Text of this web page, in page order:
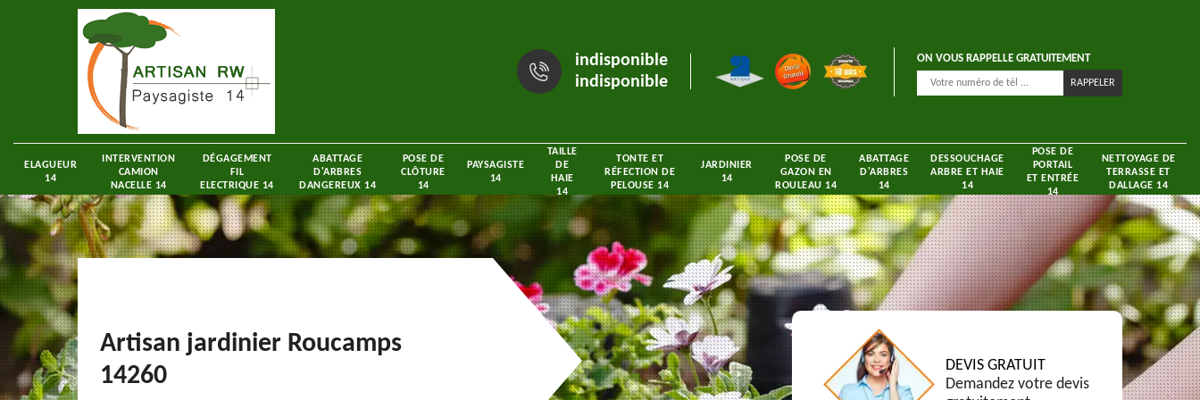
indisponible
indisponible
ON VOUS RAPPELLE GRATUITEMENT
ELAGUEUR
14
INTERVENTION
CAMION
NACELLE 14
DÉGAGEMENT
FIL
ELECTRIQUE 14
ABATTAGE
D'ARBRES
DANGEREUX 14
POSE DE
CLÔTURE
14
PAYSAGISTE
14
TAILLE
DE
HAIE
14
TONTE ET
RÉFECTION DE
PELOUSE 14
JARDINIER
14
POSE DE
GAZON EN
ROULEAU 14
ABATTAGE
D'ARBRES
14
DESSOUCHAGE
ARBRE ET HAIE
14
POSE DE
PORTAIL
ET ENTRÉE
14
NETTOYAGE DE
TERRASSE ET
DALLAGE 14
Artisan jardinier Roucamps
14260
DEVIS GRATUIT
Demandez votre devis